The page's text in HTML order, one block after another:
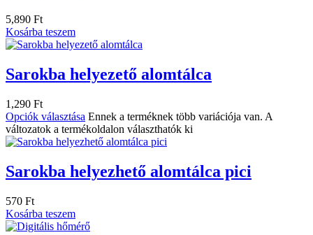
5,890 Ft
Kosárba teszem
Sarokba helyezető alomtálca
1,290 Ft
Opciók választása Ennek a terméknek több variációja van. A
változatok a termékoldalon választhatók ki
Sarokba helyezhető alomtálca pici
570 Ft
Kosárba teszem